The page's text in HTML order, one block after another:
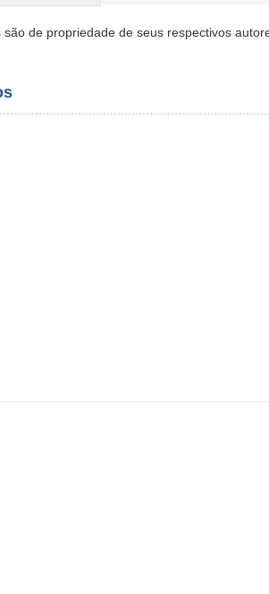
de propriedade de seus respectivos